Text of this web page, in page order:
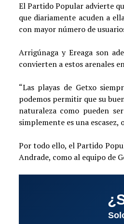
El Partido Popular advierte
que diariamente acuden a
con mayor número de
Arrigúnaga y Ereaga son
convierten a estos arenales
“Las playas de Getxo
podemos permitir que su
naturaleza como pueden
simplemente es una
Por todo ello, el Partido
Andrade, como al equipo de